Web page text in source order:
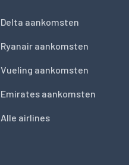
Delta aankomsten
Ryanair aankomsten
Vueling aankomsten
Emirates aankomsten
Alle airlines